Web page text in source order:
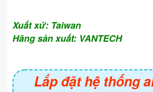
Xuất xứ: Taiwan
Hãng sản xuất: VANTECH
Lắp đặt hệ thống